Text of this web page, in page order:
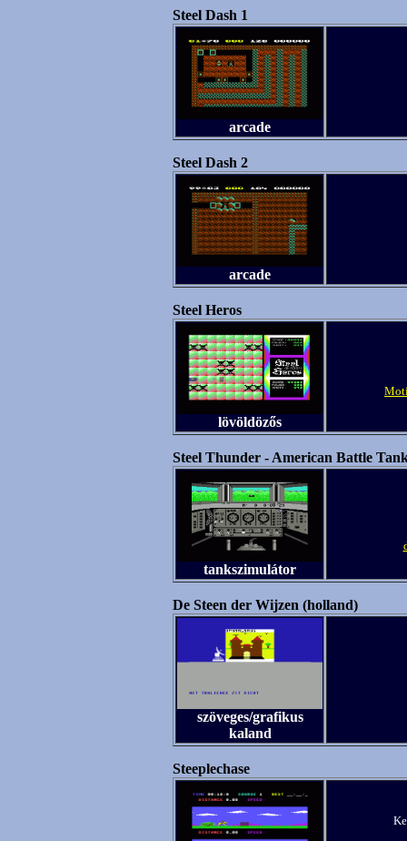
Steel Dash 1
arcade
Steel Dash 2
arcade
Steel Heros
lövöldözős
Steel Thunder - American Battle
tankszimulátor
De Steen der Wijzen (holland)
szöveges/grafikus
kaland
Steeplechase